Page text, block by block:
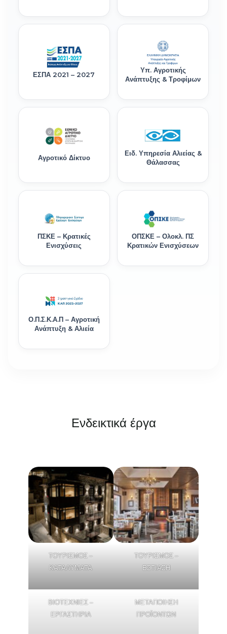
ΕΣΠΑ 2021 – 2027
Υπ. Αγροτικής
Ανάπτυξης & Τροφίμων
Αγροτικό Δίκτυο
Ειδ. Υπηρεσία Αλιείας &
Θάλασσας
ΠΣΚΕ – Κρατικές
Ενισχύσεις
ΟΠΣΚΕ – Ολοκλ. ΠΣ
Κρατικών Ενισχύσεων
Ο.Π.Σ.Κ.Α.Π – Αγροτική
Ανάπτυξη & Αλιεία
Ενδεικτικά έργα
ΤΟΥΡΙΣΜΟΣ –
ΚΑΤΑΛΥΜΑΤΑ
ΤΟΥΡΙΣΜΟΣ –
ΕΣΤΙΑΣΗ
ΒΙΟΤΕΧΝΙΕΣ –
ΕΡΓΑΣΤΗΡΙΑ
ΜΕΤΑΠΟΙΗΣΗ
ΠΡΟΪΟΝΤΩΝ